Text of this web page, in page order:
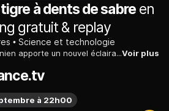
à dents de sabreen
gratuit & replay
Science et technologie
Un site de fouilles californien apporte un nouvel éclairage sur le comportement du tigre à dent de sabre qui régnait sur les plaines américaines à l'ère glaciaire.Voir plus
à 22h00